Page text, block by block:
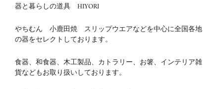
器と暮らしの道具 HIYORI
やちむん 小鹿田焼 スリップウエアなどを中心に全国各地
の器をセレクトしております。
食器、和食器、木工製品、カトラリー、お箸、インテリア雑
貨などもお取り扱いしております。